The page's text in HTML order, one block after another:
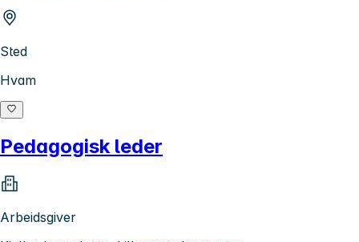
Sted
Hvam
Pedagogisk leder
Arbeidsgiver